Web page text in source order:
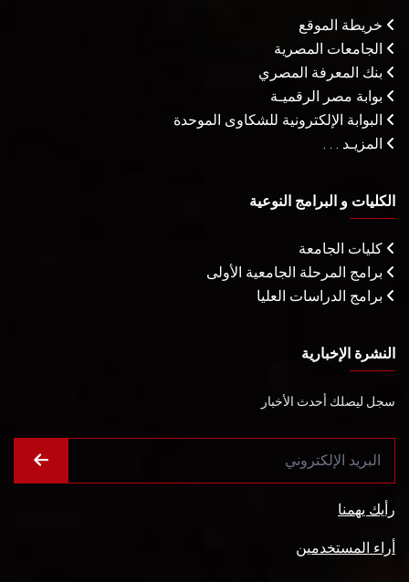
خريطة الموقع
الجامعات المصرية
بنك المعرفة المصري
بوابة مصر الرقميـة
البوابة الإلكترونية للشكاوى الموحدة
المزيـد . . .
الكليات و البرامج النوعية
كليات الجامعة
برامج المرحلة الجامعية الأولى
برامج الدراسات العليا
النشرة الإخبارية
سجل ليصلك أحدث الأخبار
رأيك يهمنا
أراء المستخدمين